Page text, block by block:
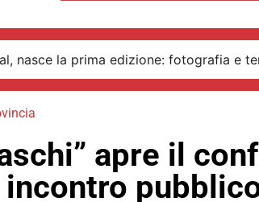
nasce la prima edizione: fotografia e
apre il
incontro